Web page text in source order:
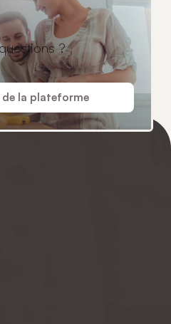
?
la plateforme